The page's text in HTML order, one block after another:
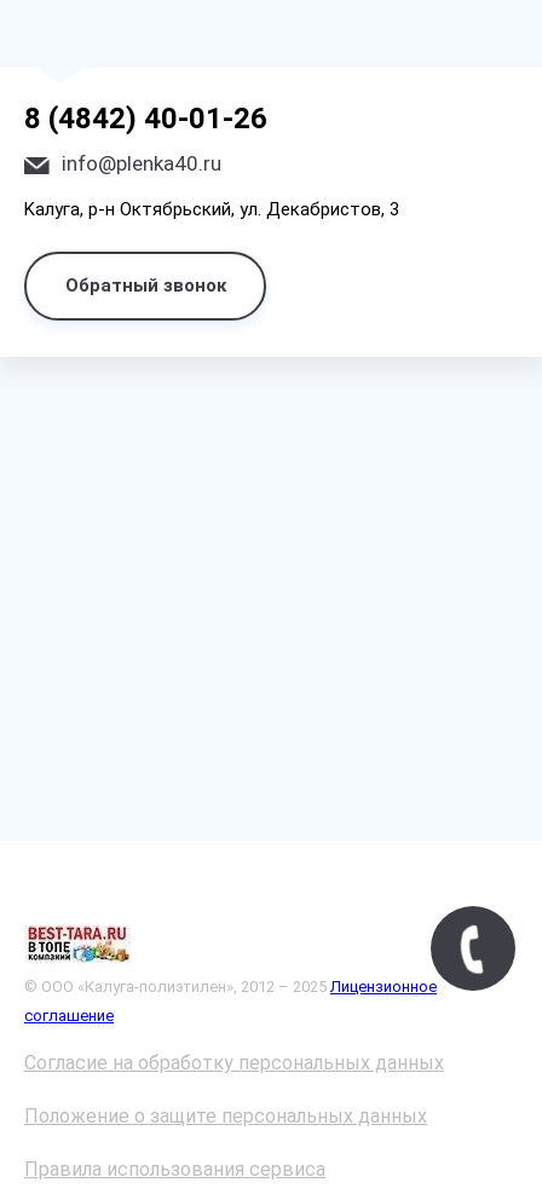
8 (4842) 40-01-26
info@plenka40.ru
Kaлyгa, p-н Oктябpьcкий, yл. Дeкaбpиcтoв, 3
Обратный звонок
© ООО «Калуга-полиэтилен», 2012 – 2025 Лицензионное
соглашение
Согласие на обработку персональных данных
Положение о защите персональных данных
Правила использования сервиса